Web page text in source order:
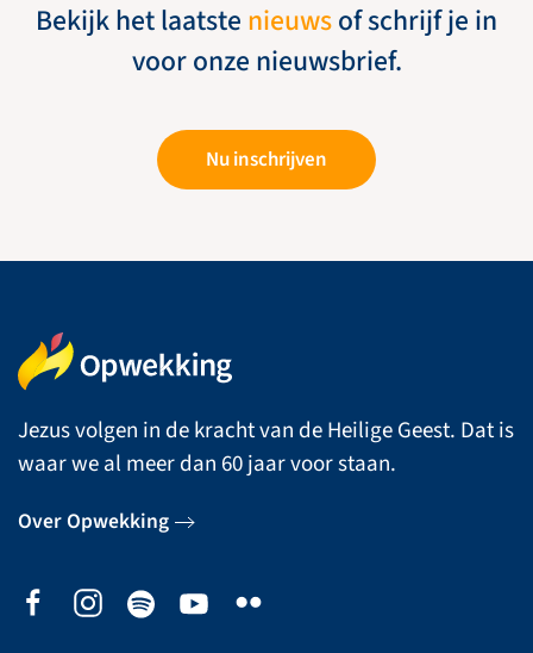
Bekijk het laatste nieuwsof schrijf je in
voor onze nieuwsbrief.
Nu inschrijven
Jezus volgen in de kracht van de Heilige Geest. Dat is
waar we al meer dan 60 jaar voor staan.
Over Opwekking